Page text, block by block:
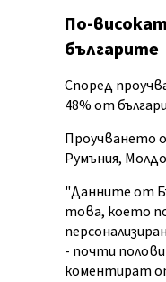
По-
българите
Според
48% от
Проучването
Румъния,
"Данните от
това, което
- почти
коментират